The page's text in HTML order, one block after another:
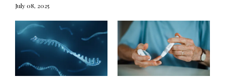
July 08, 2025